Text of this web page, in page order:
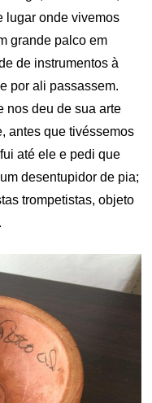
lugar onde vivemos
grande palco em
de instrumentos à
por ali passassem.
nos deu de sua arte
antes que tivéssemos
até ele e pedi que
desentupidor de pia;
trompetistas, objeto